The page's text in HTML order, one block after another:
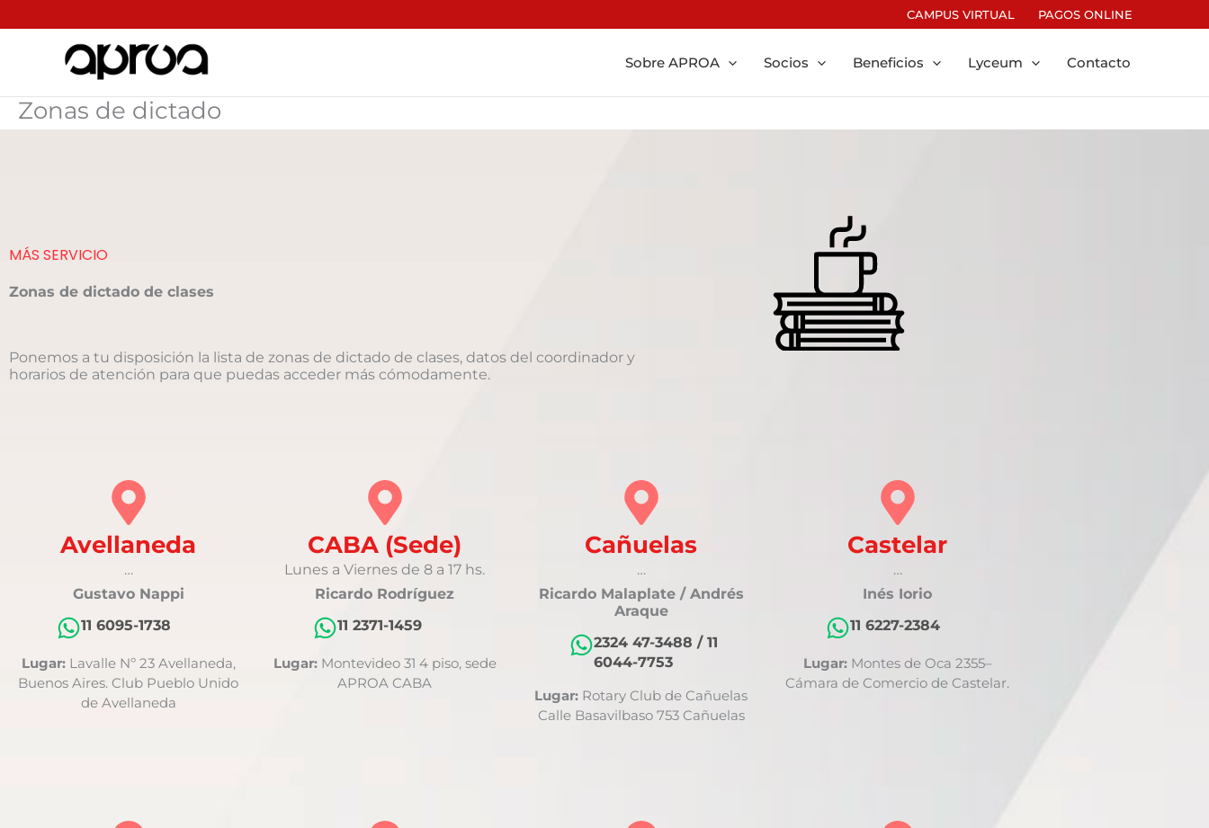
al
contenido
CAMPUS VIRTUAL PAGOS ONLINE
Sobre APROA Socios Beneficios Lyceum Contacto
Zonas de dictado
MÁS SERVICIO
Zonas de dictado de clases
Ponemos a tu disposición la lista de zonas de dictado de clases, datos del coordinador y
horarios de atención para que puedas acceder más cómodamente.
Avellaneda
…
Gustavo Nappi
11 6095-1738
Lugar:Lavalle Nº 23 Avellaneda,
Buenos Aires. Club Pueblo Unido
de Avellaneda
CABA (Sede)
Lunes a Viernes de 8 a 17 hs.
Ricardo Rodríguez
11 2371-1459
Lugar:Montevideo 31 4 piso, sede
APROA CABA
Cañuelas
…
Ricardo Malaplate / Andrés
Araque
2324 47-3488 / 11
6044-7753
Lugar: Rotary Club de Cañuelas
Calle Basavilbaso 753 Cañuelas
Castelar
…
Inés Iorio
11 6227-2384
Lugar:Montes de Oca 2355–
Cámara de Comercio de Castelar.